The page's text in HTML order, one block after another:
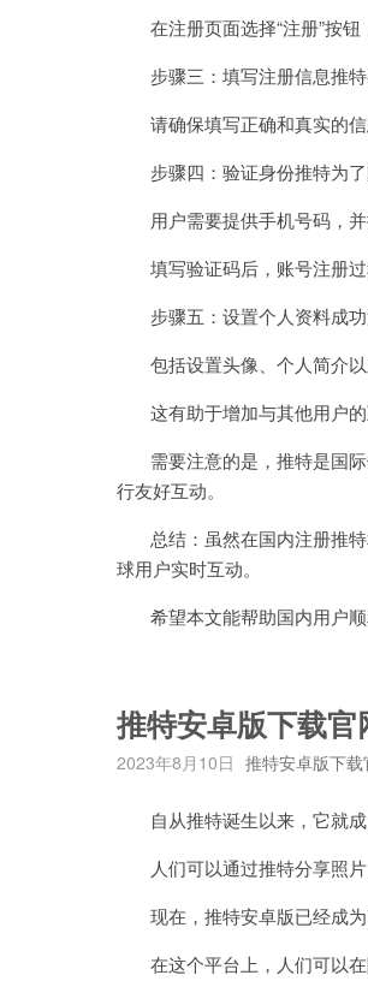
在注册页面选择“注册”按钮
步骤三：填写注册信息推特
请确保填写正确和真实的信
步骤四：验证身份推特为了
用户需要提供手机号码，并
填写验证码后，账号注册过
步骤五：设置个人资料成功
包括设置头像、个人简介以
这有助于增加与其他用户的
需要注意的是，推特是国际
行友好互动。
总结：虽然在国内注册推特
球用户实时互动。
希望本文能帮助国内用户顺
推特安卓版下载官
2023年8月10日 推特安卓版下载
自从推特诞生以来，它就成
人们可以通过推特分享照片
现在，推特安卓版已经成为
在这个平台上，人们可以在